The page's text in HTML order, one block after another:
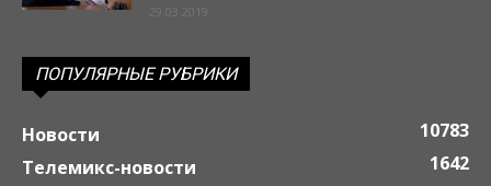
29.03.2019
ПОПУЛЯРНЫЕ РУБРИКИ
Новости
10783
Телемикс-новости
1642